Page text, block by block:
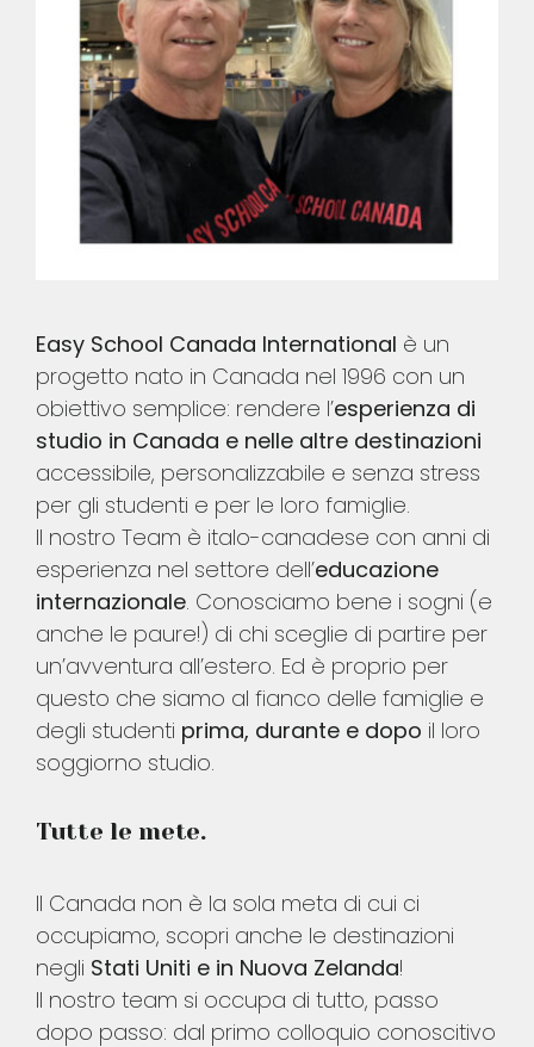
Easy School Canada International è un
progetto nato in Canada nel 1996 con un
obiettivo semplice: rendere l’esperienza di
studio in Canada e nelle altre destinazioni
accessibile, personalizzabile e senza stress
per gli studenti e per le loro famiglie.
Il nostro Team è italo-canadese con anni di
esperienza nel settore dell’educazione
internazionale. Conosciamo bene i sogni (e
anche le paure!) di chi sceglie di partire per
un’avventura all’estero. Ed è proprio per
questo che siamo al fianco delle famiglie e
degli studenti prima, durante e dopo il loro
soggiorno studio.
Tutte le mete.
Il Canada non è la sola meta di cui ci
occupiamo, scopri anche le destinazioni
negli Stati Uniti e in Nuova Zelanda!
Il nostro team si occupa di tutto, passo
dopo passo: dal primo colloquio conoscitivo